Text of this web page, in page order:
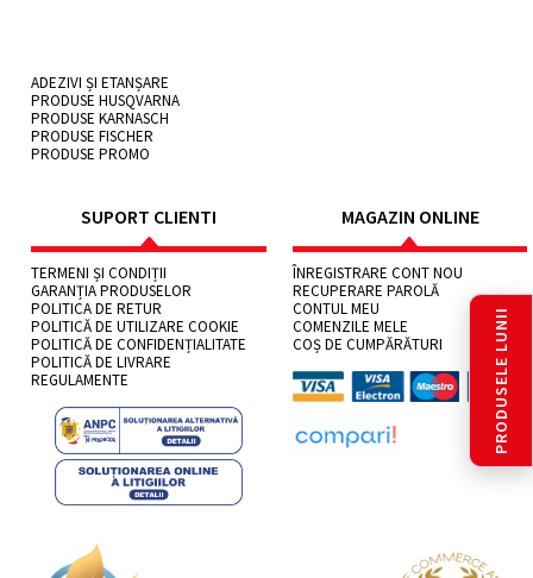
ADEZIVI ȘI ETANȘARE
PRODUSE HUSQVARNA
PRODUSE KARNASCH
PRODUSE FISCHER
PRODUSE PROMO
SUPORT CLIENTI
TERMENI ȘI CONDIȚII
GARANȚIA PRODUSELOR
POLITICA DE RETUR
POLITICĂ DE UTILIZARE COOKIE
POLITICĂ DE CONFIDENȚIALITATE
POLITICĂ DE LIVRARE
REGULAMENTE
MAGAZIN ONLINE
ÎNREGISTRARE CONT NOU
RECUPERARE PAROLĂ
CONTUL MEU
COMENZILE MELE
COȘ DE CUMPĂRĂTURI
PRODUSELE LUNII